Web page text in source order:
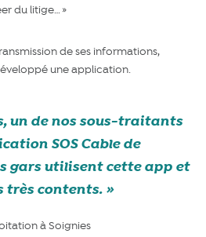
du litige… »
de ses informations,
une application.
un de nos sous-traitants
SOS Cable de
gars utilisent cette app et
très contents.
à Soignies